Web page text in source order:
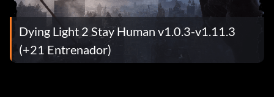
Dying Light 2 Stay Human v1.0.3-v1.11.3
(+21 Entrenador)